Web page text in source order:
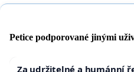
Petice podporované jinými
Za udržitelné a humánní